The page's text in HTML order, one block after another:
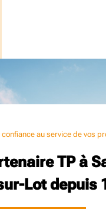
au service de vos
TP à
Lot depuis